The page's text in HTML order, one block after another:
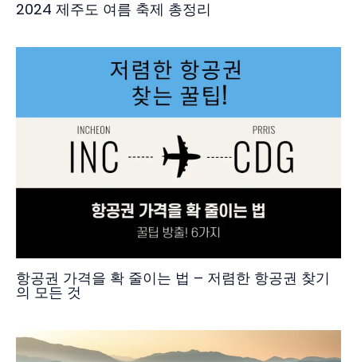
2024 제주도 여름 축제 총정리
항공권 가격을 확 줄이는 법 – 저렴한 항공권 찾기
의 모든 것